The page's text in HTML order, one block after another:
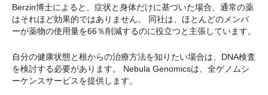
Berzin博士によると、症状と身体だけに基づいた場合、通常の薬
はそれほど効果的ではありません。 同社は、ほとんどのメンバ
ーが薬物の使用量を66％削減するのに役立つと主張しています。
自分の健康状態と根からの治療方法を知りたい場合は、DNA検査
を検討する必要があります。 Nebula Genomicsは、全ゲノムシ
ーケンスサービスを提供します。